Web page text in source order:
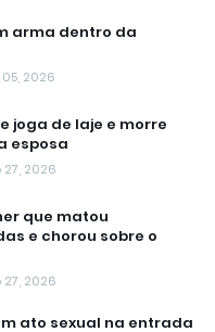
arma dentro da
2026
joga de laje e morre
esposa
2026
que matou
e chorou sobre o
2026
ato sexual na entrada